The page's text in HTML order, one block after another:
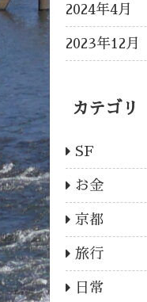
2024年4月
2023年12月
カテゴリ
SF
お金
京都
旅行
日常